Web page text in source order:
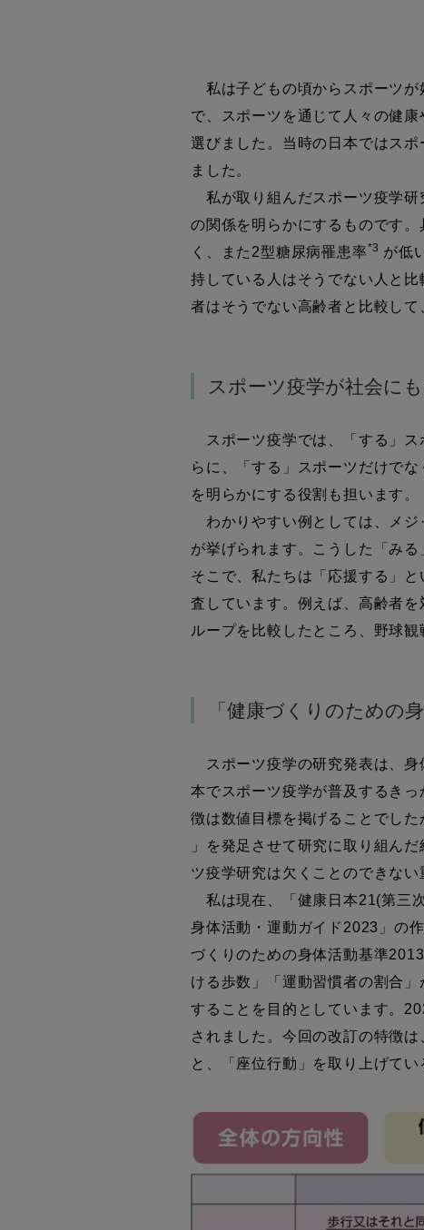
私は子どもの頃からスポーツが
で、スポーツを通じて人々の健
選びました。当時の日本ではス
ました。
私が取り組んだスポーツ疫学研
の関係を明らかにするものです
く、また2型糖尿病罹患率*3 が低
持している人はそうでない人と
者はそうでない高齢者と比較し
スポーツ疫学が社会に
スポーツ疫学では、「する」ス
らに、「する」スポーツだけで
を明らかにする役割も担います。
わかりやすい例としては、メジ
が挙げられます。こうした「み
そこで、私たちは「応援する」
査しています。例えば、高齢者
ループを比較したところ、野球
「健康づくりのための
スポーツ疫学の研究発表は、身
本でスポーツ疫学が普及するき
徴は数値目標を掲げることでし
」を発足させて研究に取り組ん
ツ疫学研究は欠くことのできない
私は現在、「健康日本21(第三
身体活動・運動ガイド2023」の
づくりのための身体活動基準
ける歩数」「運動習慣者の割合
することを目的としています。
されました。今回の改訂の特徴
と、「座位行動」を取り上げて